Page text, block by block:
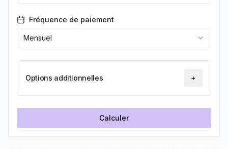
Fréquence de paiement
Mensuel
Options additionnelles Toggle
+
Calculer